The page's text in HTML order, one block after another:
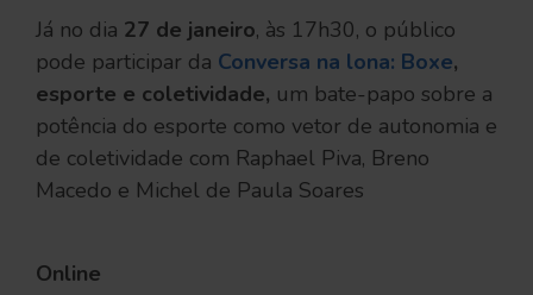
Já no dia 27 de janeiro, às 17h30, o público
pode participar da Conversa na lona: Boxe,
esporte e coletividade, um bate-papo sobre a
potência do esporte como vetor de autonomia e
de coletividade com Raphael Piva, Breno
Macedo e Michel de Paula Soares
Online